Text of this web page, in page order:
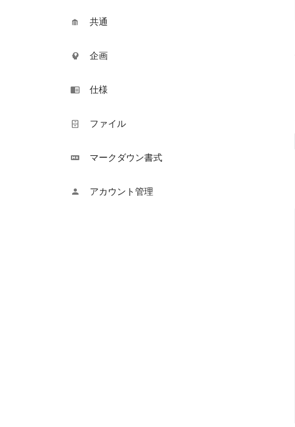
共通
企画
仕様
ファイル
マークダウン書式
アカウント管理